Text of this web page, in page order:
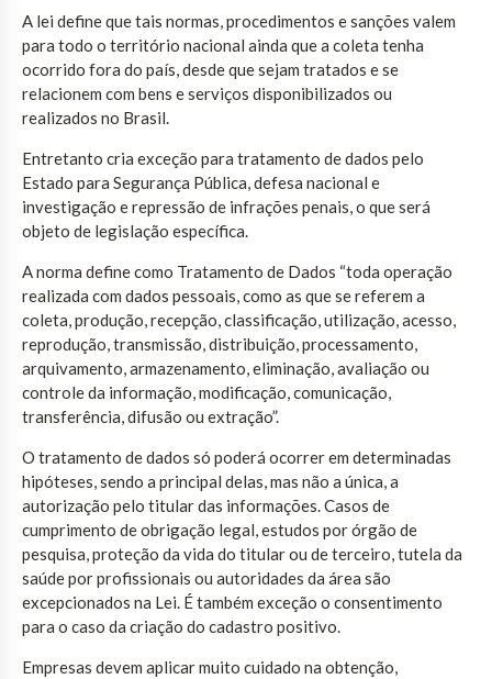
A lei define que tais normas, procedimentos e sanções valem
para todo o território nacional ainda que a coleta tenha
ocorrido fora do país, desde que sejam tratados e se
relacionem com bens e serviços disponibilizados ou
realizados no Brasil.
Entretanto cria exceção para tratamento de dados pelo
Estado para Segurança Pública, defesa nacional e
investigação e repressão de infrações penais, o que será
objeto de legislação específica.
A norma define como Tratamento de Dados “toda operação
realizada com dados pessoais, como as que se referem a
coleta, produção, recepção, classificação, utilização, acesso,
reprodução, transmissão, distribuição, processamento,
arquivamento, armazenamento, eliminação, avaliação ou
controle da informação, modificação, comunicação,
transferência, difusão ou extração”.
O tratamento de dados só poderá ocorrer em determinadas
hipóteses, sendo a principal delas, mas não a única, a
autorização pelo titular das informações. Casos de
cumprimento de obrigação legal, estudos por órgão de
pesquisa, proteção da vida do titular ou de terceiro, tutela da
saúde por profissionais ou autoridades da área são
excepcionados na Lei. É também exceção o consentimento
para o caso da criação do cadastro positivo.
Empresas devem aplicar muito cuidado na obtenção,